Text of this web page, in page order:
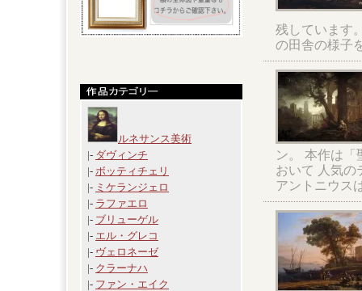
ルネサンス美術
|- ダヴィンチ
|- ボッティチェリ
|- ミケランジェロ
|- ラファエロ
|- ブリューゲル
|- エル・グレコ
|- ヴェロネーゼ
|- クラーナハ
|- ファン・エイク
残しています
の田舎の様子
ン。 本作は
おいて 人気の
アントニウス